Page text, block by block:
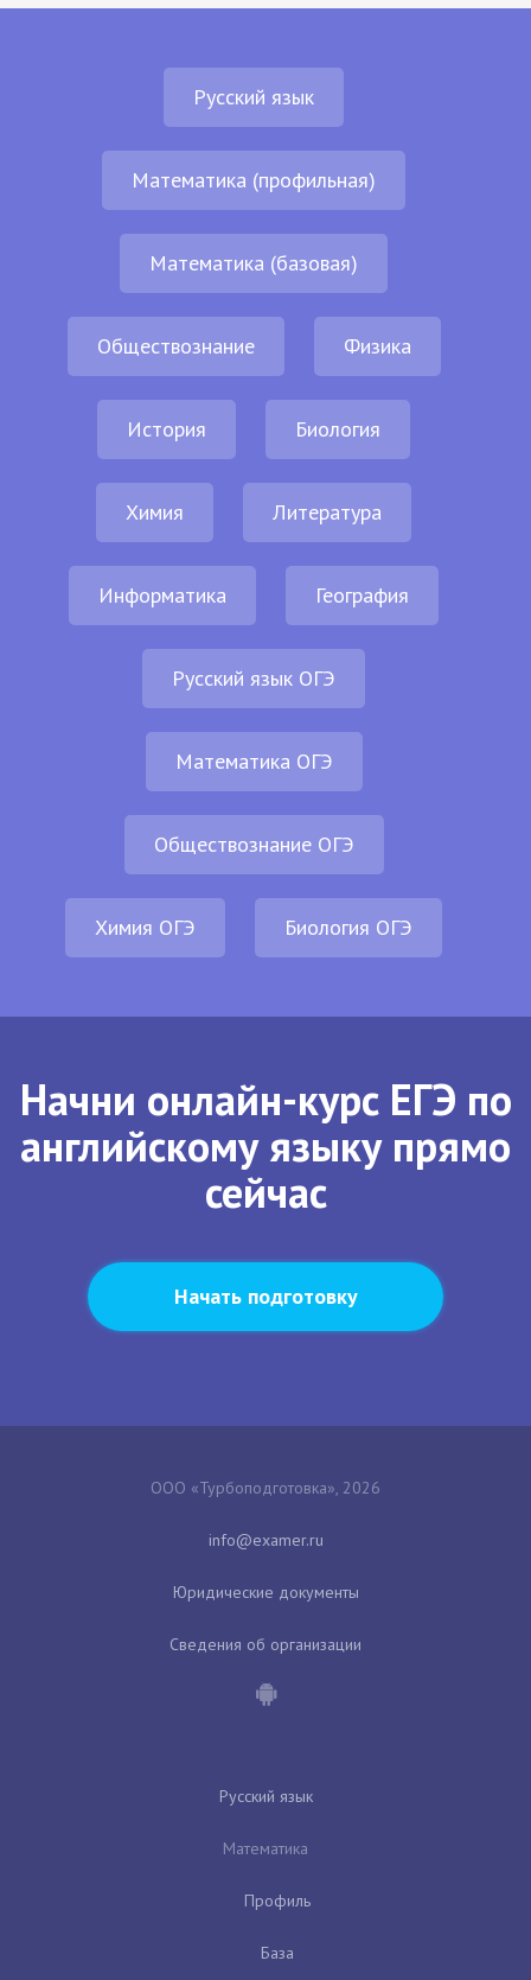
Русский язык
Математика (профильная)
Математика (базовая)
Обществознание Физика
История Биология
Химия Литература
Информатика География
Русский язык ОГЭ
Математика ОГЭ
Обществознание ОГЭ
Химия ОГЭ Биология ОГЭ
Начни онлайн-курс ЕГЭ по
английскому языку прямо
сейчас
Начать подготовку
ООО «Турбоподготовка», 2026
Юридические документы
Сведения об организации
Русский язык
Математика
Профиль
База